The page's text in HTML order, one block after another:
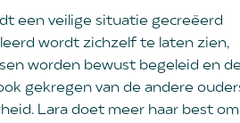
een veilige situatie gecreëerd
wordt zichzelf te laten zien,
worden bewust begeleid en
gekregen van de andere
Lara doet meer haar best om